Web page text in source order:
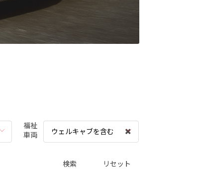
福祉
車両
ウェルキャブを含む
検索 リセット